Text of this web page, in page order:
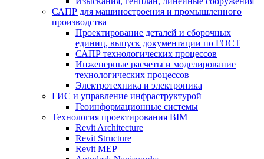
САПР для машиностроения и промышленного
производства
Проектирование деталей и сборочных
единиц, выпуск документации по ГОСТ
САПР технологических процессов
Инженерные расчеты и моделирование
технологических процессов
Электротехника и электроника
ГИС и управление инфраструктурой
Геоинформационные системы
Технология проектирования BIM
Revit Architecture
Revit Structure
Revit MEP